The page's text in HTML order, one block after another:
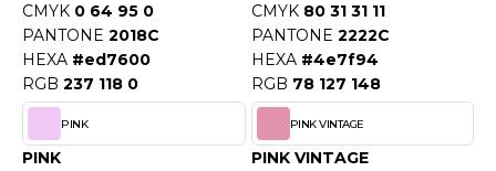
CMYK 0 64 95 0
PANTONE 2018C
HEXA #ed7600
RGB 237 118 0
CMYK 80 31 31 11
PANTONE 2222C
HEXA #4e7f94
RGB 78 127 148
PINK
PINK
PINK VINTAGE
PINK VINTAGE